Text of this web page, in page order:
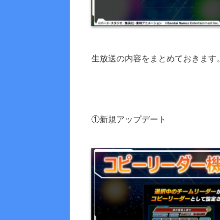
生放送の内容をまとめておきます
①新規アップデート